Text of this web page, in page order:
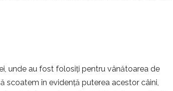
unde au fost folosiți pentru vânătoarea de
scoatem în evidență puterea acestor câini,